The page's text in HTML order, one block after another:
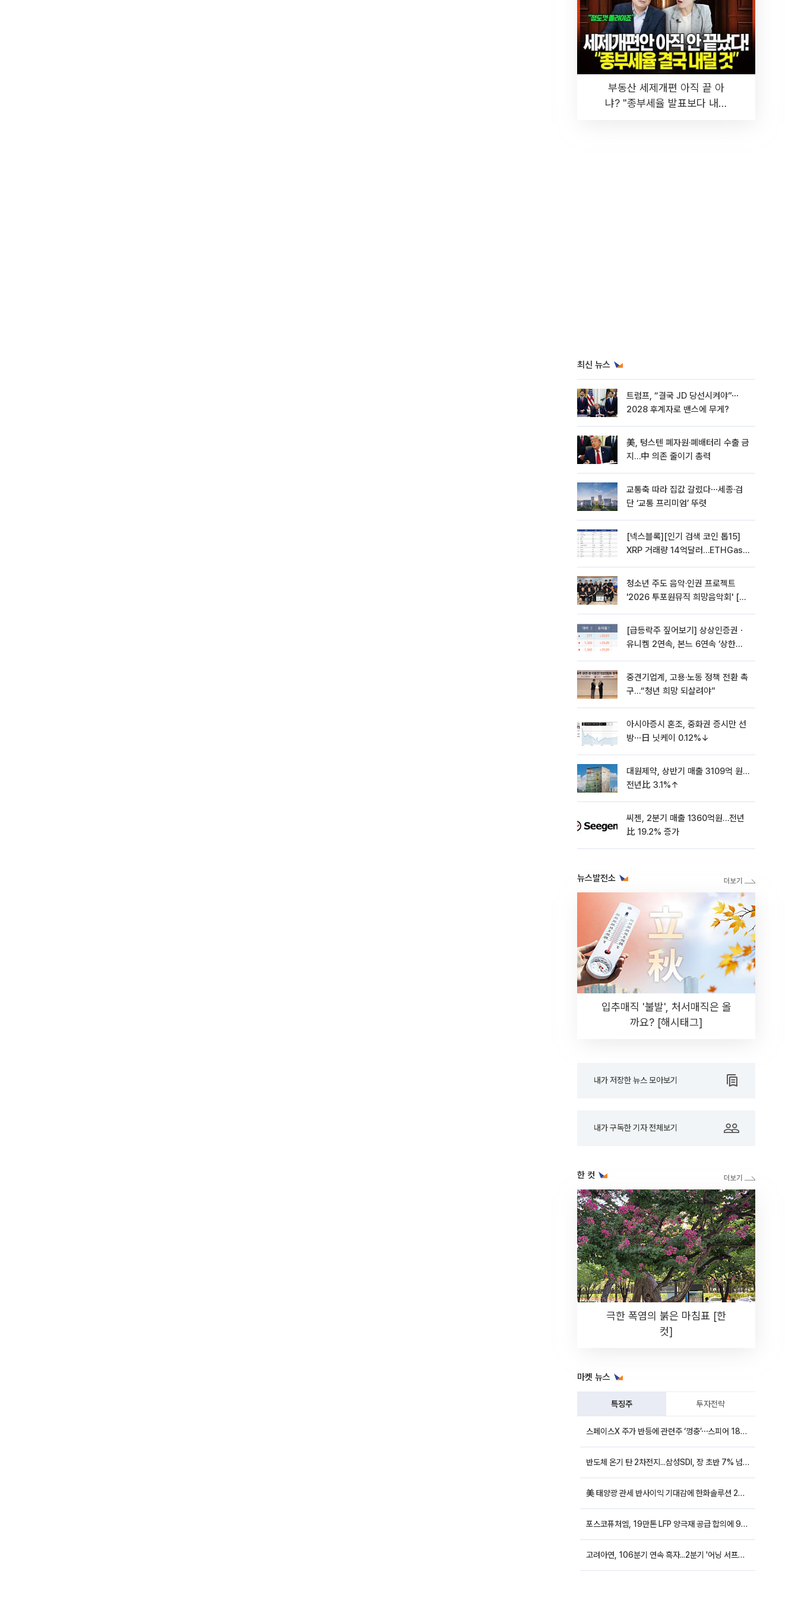
부동산 세제개편 아직 끝 아
냐? "종부세율 발표보다 내릴
최신 뉴스
트럼프, “결국 JD 당선시켜야”⋯
2028 후계자로 밴스에 무게?
美, 텅스텐 폐자원·폐배터리 수출 금
지…中 의존 줄이기 총력
교통축 따라 집값 갈렸다⋯세종·검
단 ‘교통 프리미엄’ 뚜렷
[넥스블록][인기 검색 코인 톱15]
XRP 거래량 14억달러…ETHGas
청소년 주도 음악·인권 프로젝트
'2026 투포원뮤직 희망음악회' [포
[급등락주 짚어보기] 상상인증권ㆍ
유니켐 2연속, 본느 6연속 ‘상한
중견기업계, 고용·노동 정책 전환 촉
구…“청년 희망 되살려야”
아시아증시 혼조, 중화권 증시만 선
방⋯日 닛케이 0.12%↓
대원제약, 상반기 매출 3109억 원…
전년比 3.1%↑
씨젠, 2분기 매출 1360억원…전년
比 19.2% 증가
뉴스발전소
입추매직 '불발', 처서매직은 올
까요? [해시태그]
내가 저장한 뉴스 모아보기
내가 구독한 기자 전체보기
한 컷
극한 폭염의 붉은 마침표 [한
컷]
마켓 뉴스
특징주 투자전략
스페이스X 주가 반등에 관련주 ‘껑충’⋯스피어 18%ㆍ에이치브이엠 12%↑
반도체 온기 탄 2차전지...삼성SDI, 장 초반 7% 넘게 껑충
美 태양광 관세 반사이익 기대감에 한화솔루션 20%대·OCI홀딩스 14%대 급등
포스코퓨처엠, 19만톤 LFP 양극재 공급 합의에 9%대 강세
고려아연, 106분기 연속 흑자...2분기 '어닝 서프라이즈'에 장 초반 12%대 강세